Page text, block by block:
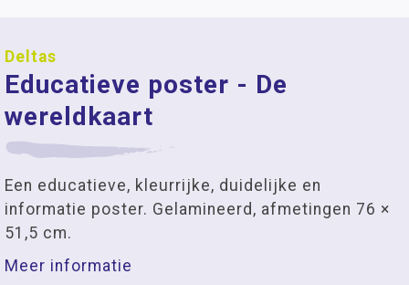
Deltas
Educatieve poster - De
wereldkaart
Een educatieve, kleurrijke, duidelijke en
informatie poster. Gelamineerd, afmetingen 76 ×
51,5 cm.
Meer informatie